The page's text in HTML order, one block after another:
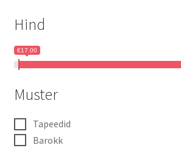
Hind
€17.00
Muster
Tapeedid
Barokk